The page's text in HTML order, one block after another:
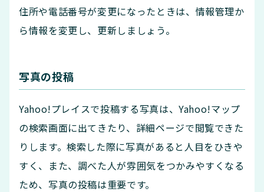
住所や電話番号が変更になったときは、情報管理か
ら情報を変更し、更新しましょう。
写真の投稿
Yahoo!プレイスで投稿する写真は、Yahoo!マップ
の検索画面に出てきたり、詳細ページで閲覧できた
りします。検索した際に写真があると人目をひきや
すく、また、調べた人が雰囲気をつかみやすくなる
ため、写真の投稿は重要です。